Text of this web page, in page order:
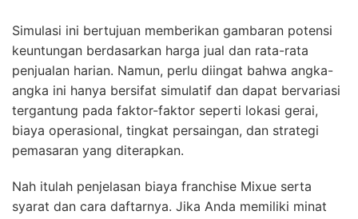
Simulasi ini bertujuan memberikan gambaran potensi
keuntungan berdasarkan harga jual dan rata-rata
penjualan harian. Namun, perlu diingat bahwa angka-
angka ini hanya bersifat simulatif dan dapat bervariasi
tergantung pada faktor-faktor seperti lokasi gerai,
biaya operasional, tingkat persaingan, dan strategi
pemasaran yang diterapkan.
Nah itulah penjelasan biaya franchise Mixue serta
syarat dan cara daftarnya. Jika Anda memiliki minat